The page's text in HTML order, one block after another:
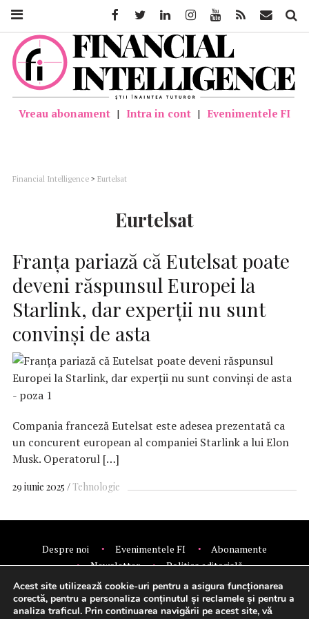
Vreau abonament | Intra in cont | Evenimentele FI
Financial Intelligence > Eurtelsat
Eurtelsat
Franța pariază că Eutelsat poate
deveni răspunsul Europei la
Starlink, dar experții nu sunt
convinși de asta
Compania franceză Eutelsat este adesea prezentată ca
un concurent european al companiei Starlink a lui Elon
Musk. Operatorul […]
29 iunie 2025 Tehnologie
Despre noi Evenimentele FI
Abonamente
Newsletter
Politica editorială
Politica de confidentialitate
Contact
Publicitate
© 2026 Financial Intelligence.
FacebookTwitter LinkedinInstagramYoutube Feed Mail
Acest site utilizează cookie-uri pentru a asigura funcționarea
corectă, pentru a personaliza conținutul și reclamele și pentru a
analiza traficul. Prin continuarea navigării pe acest site, vă